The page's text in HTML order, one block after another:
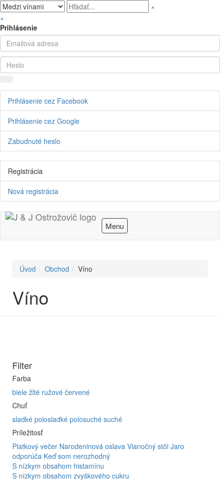
×
×
Prihlásenie
Prihlásenie cez Facebook
Prihlásenie cez Google
Zabudnuté heslo
Registrácia
Nová registrácia
Menu
Úvod Obchod Víno
Víno
Filter
Farba
biele žlté ružové červené
Chuť
sladké polosladké polosuché suché
Príležitosť
Piatkový večer Narodeninová oslava Vianočný stôl Jaro
odporúča Keď som nerozhodný
S nízkym obsahom histamínu
S nízkym obsahom zvyškového cukru